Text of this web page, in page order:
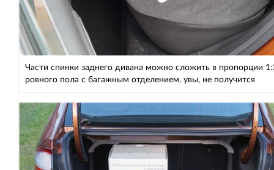
Части спинки заднего дивана можно сложить в пропорции
ровного пола с багажным отделением, увы, не получится